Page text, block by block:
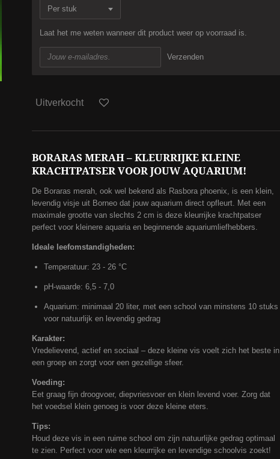
Laat het me weten wanneer dit product weer op voorraad is.
Verzenden
Uitverkocht
BORARAS MERAH – KLEURRIJKE KLEINE
KRACHTPATSER VOOR JOUW AQUARIUM!
De Boraras merah, ook wel bekend als Rasbora phoenix, is een klein,
levendig visje uit Borneo dat jouw aquarium direct opfleurt. Met een
maximale grootte van slechts 2 cm is deze kleurrijke krachtpatser
perfect voor kleinere aquaria en beginnende aquariumliefhebbers.
Ideale leefomstandigheden:
Temperatuur: 23 - 26 °C
pH-waarde: 6,5 - 7,0
Aquarium: minimaal 20 liter, met een school van minstens 10 stuks
voor natuurlijk en levendig gedrag
Karakter:
Vredelievend, actief en sociaal – deze kleine vis voelt zich het beste in
een groep en zorgt voor een gezellige sfeer.
Voeding:
Eet graag fijn droogvoer, diepvriesvoer en klein levend voer. Zorg dat
het voedsel klein genoeg is voor deze kleine eters.
Tips:
Houd deze vis in een ruime school om zijn natuurlijke gedrag optimaal
te zien. Perfect voor wie een kleurrijke en levendige schoolvis zoekt!